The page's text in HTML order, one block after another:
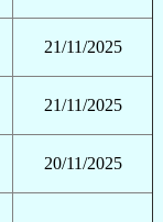
21/11/2025
21/11/2025
20/11/2025